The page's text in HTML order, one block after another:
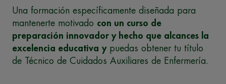
Una formación específicamente diseñada para
mantenerte motivado con un curso de
preparación innovador y hecho que alcances la
excelencia educativa ypuedas obtener tu título
de Técnico de Cuidados Auxiliares de Enfermería.